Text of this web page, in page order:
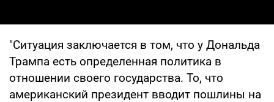
"Ситуация заключается в том, что у Дональда
Трампа есть определенная политика в
отношении своего государства. То, что
американский президент вводит пошлины на